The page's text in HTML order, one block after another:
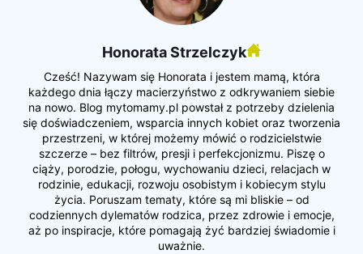
Honorata Strzelczyk
Cześć! Nazywam się Honorata i jestem mamą, która
każdego dnia łączy macierzyństwo z odkrywaniem siebie
na nowo. Blog mytomamy.pl powstał z potrzeby dzielenia
się doświadczeniem, wsparcia innych kobiet oraz tworzenia
przestrzeni, w której możemy mówić o rodzicielstwie
szczerze – bez filtrów, presji i perfekcjonizmu. Piszę o
ciąży, porodzie, połogu, wychowaniu dzieci, relacjach w
rodzinie, edukacji, rozwoju osobistym i kobiecym stylu
życia. Poruszam tematy, które są mi bliskie – od
codziennych dylematów rodzica, przez zdrowie i emocje,
aż po inspiracje, które pomagają żyć bardziej świadomie i
uważnie.